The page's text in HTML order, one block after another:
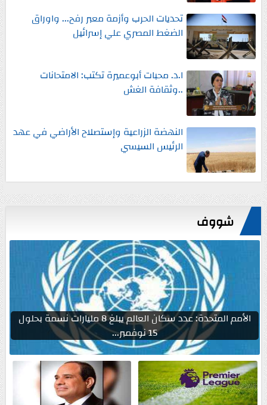
تحديات الحرب وأزمة معبر رفح... واوراق
الضغط المصري علي إسرائيل
ا.د. محبات أبوعميرة تكتب: الامتحانات
..وثقافة الغش
النهضة الزراعية وإستصلاح الأراضي في عهد
الرئيس السيسي
شووف
الأمم المتحدة: عدد سكان العالم يبلغ 8 مليارات نسمة بحلول
15 نوفمبر...